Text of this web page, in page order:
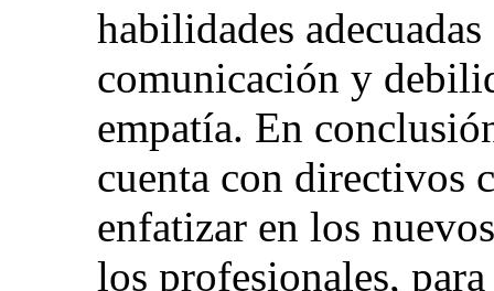
habilidades
comunicación y
empatía. En
cuenta con directivos
enfatizar en los
los profesionales,